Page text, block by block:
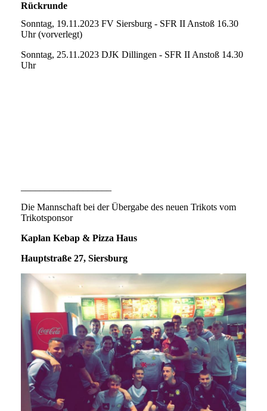
Rückrunde
Sonntag, 19.11.2023 FV Siersburg - SFR II Anstoß 16.30
Uhr (vorverlegt)
Sonntag, 25.11.2023 DJK Dillingen - SFR II Anstoß 14.30
Uhr
Die Mannschaft bei der Übergabe des neuen Trikots vom
Trikotsponsor
Kaplan Kebap & Pizza Haus
Hauptstraße 27, Siersburg